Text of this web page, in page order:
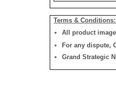
Terms & Conditions:
All product
For any dispute,
Grand Strategic